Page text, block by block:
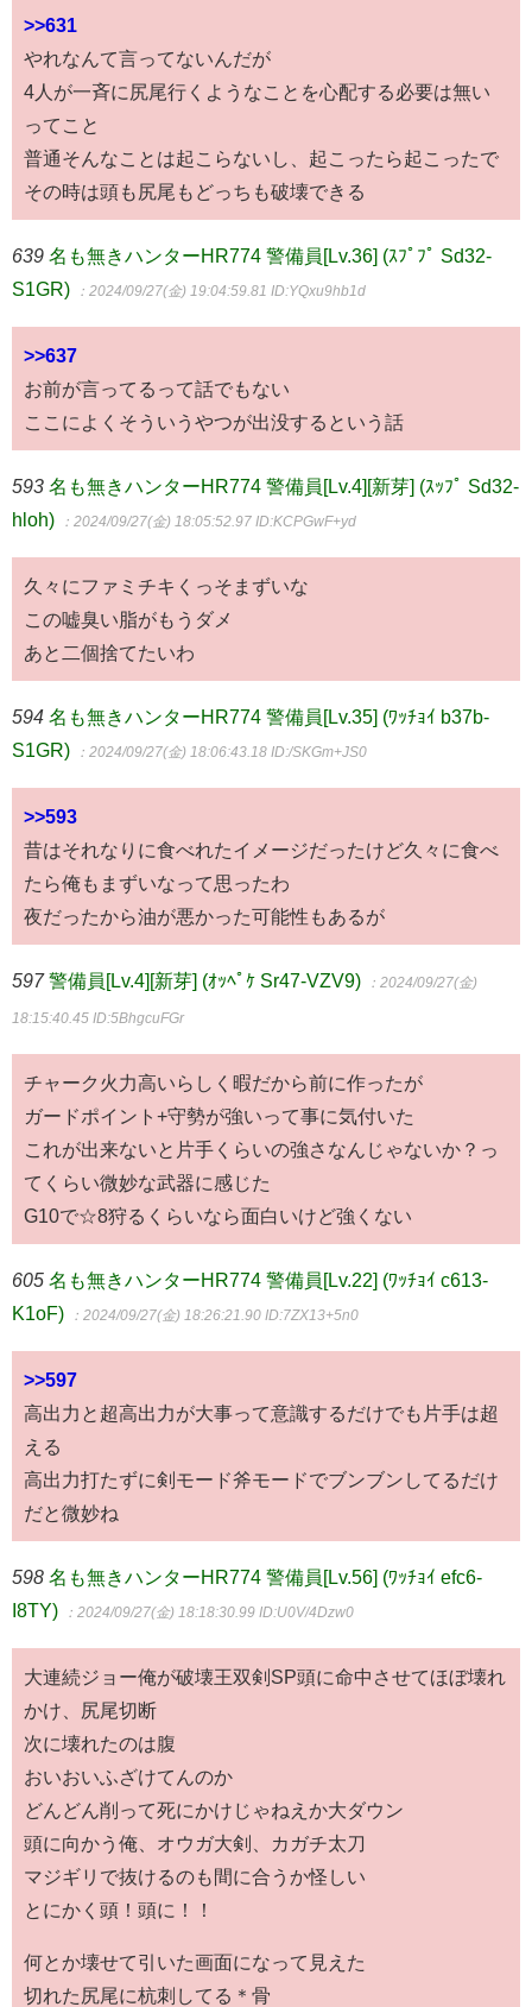
>>631
やれなんて言ってないんだが
4人が一斉に尻尾行くようなことを心配する必要は無い
ってこと
普通そんなことは起こらないし、起こったら起こったで
その時は頭も尻尾もどっちも破壊できる
639 名も無きハンターHR774 警備員[Lv.36] (ｽﾌﾟﾌﾟ Sd32-
S1GR)
：2024/09/27(金) 19:04:59.81 ID:YQxu9hb1d
>>637
お前が言ってるって話でもない
ここによくそういうやつが出没するという話
593 名も無きハンターHR774 警備員[Lv.4][新芽] (ｽｯﾌﾟ Sd32-
hloh)
：2024/09/27(金) 18:05:52.97 ID:KCPGwF+yd
久々にファミチキくっそまずいな
この嘘臭い脂がもうダメ
あと二個捨てたいわ
594 名も無きハンターHR774 警備員[Lv.35] (ﾜｯﾁｮｲ b37b-
S1GR)
：2024/09/27(金) 18:06:43.18 ID:/SKGm+JS0
>>593
昔はそれなりに食べれたイメージだったけど久々に食べ
たら俺もまずいなって思ったわ
夜だったから油が悪かった可能性もあるが
597 警備員[Lv.4][新芽] (ｵｯﾍﾟｹ Sr47-VZV9) ：2024/09/27(金)
18:15:40.45 ID:5BhgcuFGr
チャーク火力高いらしく暇だから前に作ったが
ガードポイント+守勢が強いって事に気付いた
これが出来ないと片手くらいの強さなんじゃないか？っ
てくらい微妙な武器に感じた
G10で☆8狩るくらいなら面白いけど強くない
605 名も無きハンターHR774 警備員[Lv.22] (ﾜｯﾁｮｲ c613-
K1oF)
：2024/09/27(金) 18:26:21.90 ID:7ZX13+5n0
>>597
高出力と超高出力が大事って意識するだけでも片手は超
える
高出力打たずに剣モード斧モードでブンブンしてるだけ
だと微妙ね
598 名も無きハンターHR774 警備員[Lv.56] (ﾜｯﾁｮｲ efc6-
I8TY)
：2024/09/27(金) 18:18:30.99 ID:U0V/4Dzw0
大連続ジョー俺が破壊王双剣SP頭に命中させてほぼ壊れ
かけ、尻尾切断
次に壊れたのは腹
おいおいふざけてんのか
どんどん削って死にかけじゃねえか大ダウン
頭に向かう俺、オウガ大剣、カガチ太刀
マジギリで抜けるのも間に合うか怪しい
とにかく頭！頭に！！
何とか壊せて引いた画面になって見えた
切れた尻尾に杭刺してる＊骨